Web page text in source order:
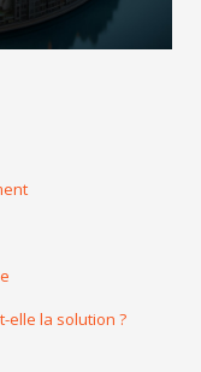
elle la solution ?